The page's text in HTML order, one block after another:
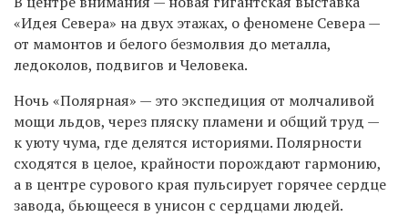
«Идея Севера» на двух этажах, о феномене Севера —
от мамонтов и белого безмолвия до металла,
ледоколов, подвигов и Человека.
Ночь «Полярная» — это экспедиция от молчаливой
мощи льдов, через пляску пламени и общий труд —
к уюту чума, где делятся историями. Полярности
сходятся в целое, крайности порождают гармонию,
а в центре сурового края пульсирует горячее сердце
завода, бьющееся в унисон с сердцами людей.